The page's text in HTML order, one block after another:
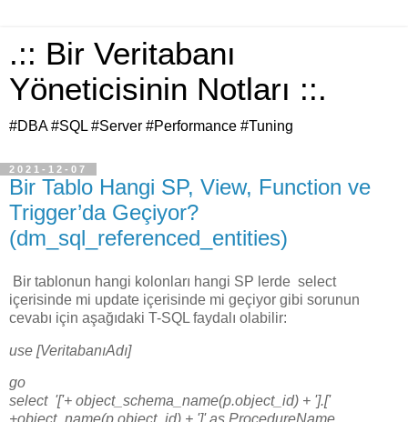
.:: Bir Veritabanı
Yöneticisinin Notları ::.
#DBA #SQL #Server #Performance #Tuning
2021-12-07
Bir Tablo Hangi SP, View, Function ve
Trigger’da Geçiyor?
(dm_sql_referenced_entities)
Bir tablonun hangi kolonları hangi SP lerde select
içerisinde mi update içerisinde mi geçiyor gibi sorunun
cevabı için aşağıdaki T-SQL faydalı olabilir:
use [VeritabanıAdı]
go
select '['+ object_schema_name(p.object_id) + '].['